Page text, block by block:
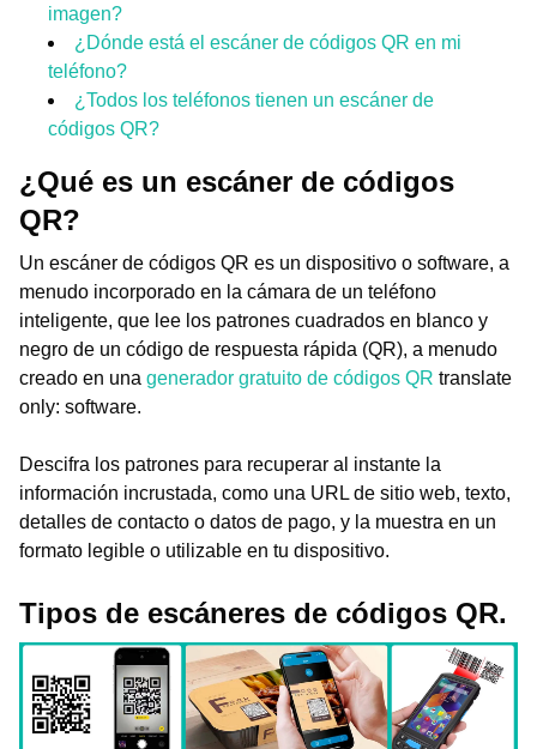
imagen?
¿Dónde está el escáner de códigos QR en mi
teléfono?
¿Todos los teléfonos tienen un escáner de
códigos QR?
¿Qué es un escáner de códigos
QR?
Un escáner de códigos QR es un dispositivo o software, a
menudo incorporado en la cámara de un teléfono
inteligente, que lee los patrones cuadrados en blanco y
negro de un código de respuesta rápida (QR), a menudo
creado en una generador gratuito de códigos QR translate
only: software.
Descifra los patrones para recuperar al instante la
información incrustada, como una URL de sitio web, texto,
detalles de contacto o datos de pago, y la muestra en un
formato legible o utilizable en tu dispositivo.
Tipos de escáneres de códigos QR.